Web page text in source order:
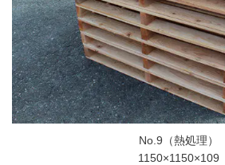
No.9（熱処理）
1150×1150×109